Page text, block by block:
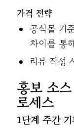
가격 전략
공식몰 기
차이를 통
리뷰 작성
홍보 소
로세스
1단계 주간 기